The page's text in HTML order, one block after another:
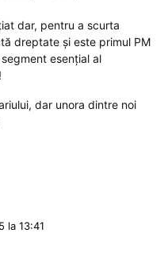
dar, pentru a scurta
dreptate și este primul PM
esențial al
dar unora dintre noi
la 13:41